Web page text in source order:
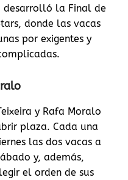
desarrolló la Final de
donde las vacas
por exigentes y
y Rafa Moralo
plaza. Cada una
las dos vacas a
y, además,
el orden de sus